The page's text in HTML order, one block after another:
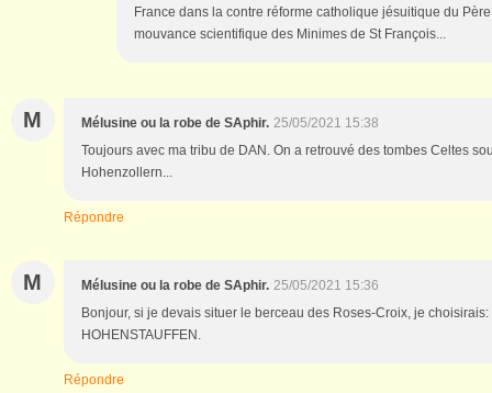
France dans la contre réforme catholique jésuitique du
mouvance scientifique des Minimes de St François...
M Mélusine ou la robe de SAphir. 25/05/2021 15:38
Toujours avec ma tribu de DAN. On a retrouvé des tombes Celtes
Hohenzollern...
Répondre
M Mélusine ou la robe de SAphir. 25/05/2021 15:36
Bonjour, si je devais situer le berceau des Roses-Croix, je
HOHENSTAUFFEN.
Répondre